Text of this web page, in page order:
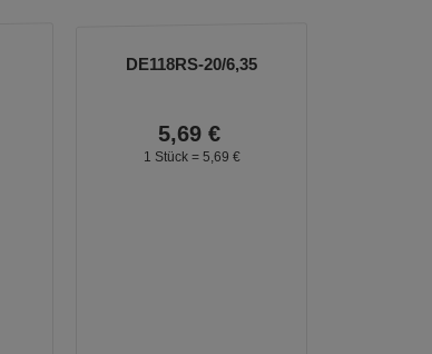
DE118RS-20/6,35
5,69 €
1 Stück = 5, 69 €